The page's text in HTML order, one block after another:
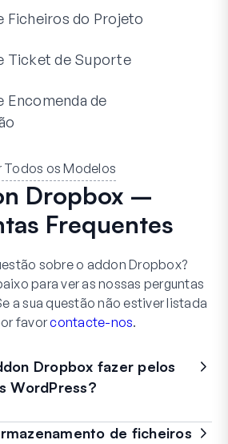
Ficheiros do Projeto
Ticket de Suporte
Encomenda de
Todos os Modelos
Dropbox –
Frequentes
sobre o addon Dropbox?
para ver as nossas perguntas
a sua questão não estiver listada
favorcontacte-nos.
Dropbox fazer pelos
WordPress?
de ficheiros